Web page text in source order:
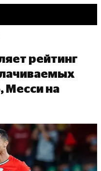
рейтинг
Месси на